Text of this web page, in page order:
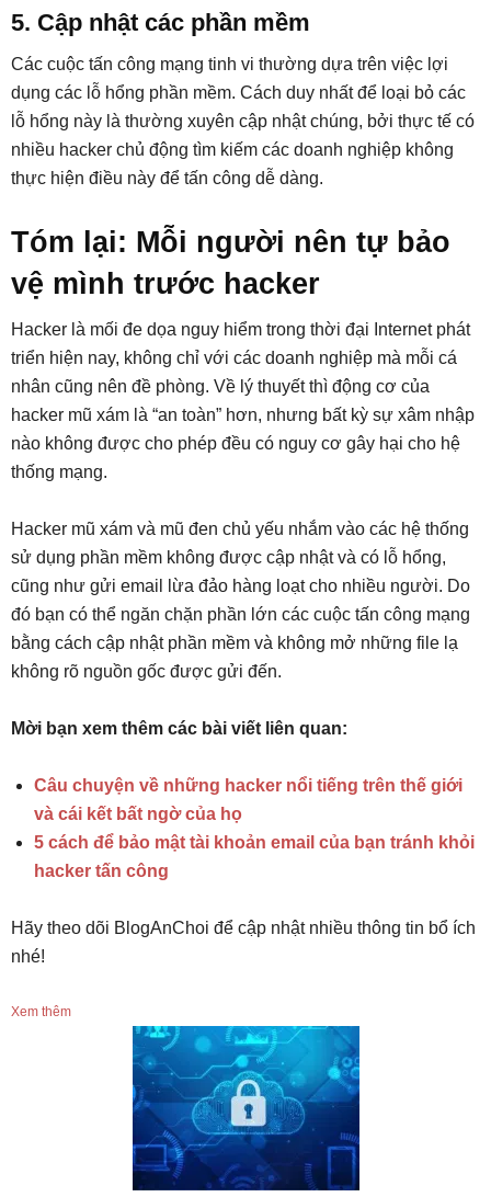
5. Cập nhật các phần mềm
Các cuộc tấn công mạng tinh vi thường dựa trên việc lợi
dụng các lỗ hổng phần mềm. Cách duy nhất để loại bỏ các
lỗ hổng này là thường xuyên cập nhật chúng, bởi thực tế có
nhiều hacker chủ động tìm kiếm các doanh nghiệp không
thực hiện điều này để tấn công dễ dàng.
Tóm lại: Mỗi người nên tự bảo
vệ mình trước hacker
Hacker là mối đe dọa nguy hiểm trong thời đại Internet phát
triển hiện nay, không chỉ với các doanh nghiệp mà mỗi cá
nhân cũng nên đề phòng. Về lý thuyết thì động cơ của
hacker mũ xám là “an toàn” hơn, nhưng bất kỳ sự xâm nhập
nào không được cho phép đều có nguy cơ gây hại cho hệ
thống mạng.
Hacker mũ xám và mũ đen chủ yếu nhắm vào các hệ thống
sử dụng phần mềm không được cập nhật và có lỗ hổng,
cũng như gửi email lừa đảo hàng loạt cho nhiều người. Do
đó bạn có thể ngăn chặn phần lớn các cuộc tấn công mạng
bằng cách cập nhật phần mềm và không mở những file lạ
không rõ nguồn gốc được gửi đến.
Mời bạn xem thêm các bài viết liên quan:
Câu chuyện về những hacker nổi tiếng trên thế giới
và cái kết bất ngờ của họ
5 cách để bảo mật tài khoản email của bạn tránh khỏi
hacker tấn công
Hãy theo dõi BlogAnChoi để cập nhật nhiều thông tin bổ ích
nhé!
Xem thêm